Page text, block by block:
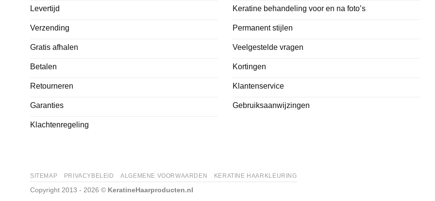
Levertijd
Verzending
Gratis afhalen
Betalen
Retourneren
Garanties
Klachtenregeling
Keratine behandeling voor en na foto’s
Permanent stijlen
Veelgestelde vragen
Kortingen
Klantenservice
Gebruiksaanwijzingen
SITEMAP PRIVACYBELEID ALGEMENE VOORWAARDEN KERATINE HAARKLEURING
Copyright 2013 - 2026 © KeratineHaarproducten.nl